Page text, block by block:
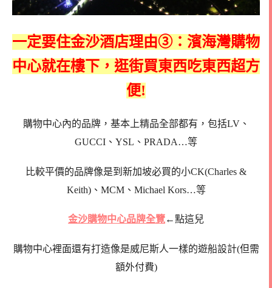
一定要住金沙酒店理由③：濱海灣購物
中心就在樓下，逛街買東西吃東西超方
便!
購物中心內的品牌，基本上精品全部都有，包括LV、
GUCCI、YSL、PRADA…等
比較平價的品牌像是到新加坡必買的小CK(Charles &
Keith)、MCM、Michael Kors…等
金沙購物中心品牌全覽←點這兒
購物中心裡面還有打造像是威尼斯人一樣的遊船設計(但需
額外付費)